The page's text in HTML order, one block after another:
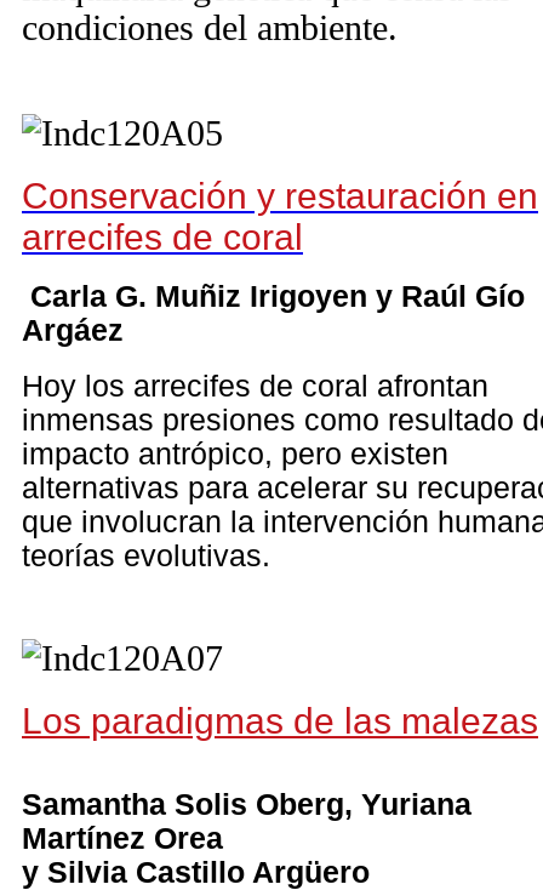
condiciones del ambiente.
Conservación y restauración en
arrecifes de coral
Carla G. Muñiz Irigoyen y Raúl Gío
Argáez
Hoy los arrecifes de coral afrontan
inmensas presiones como resultado
impacto antrópico, pero existen
alternativas para acelerar su
que involucran la intervención
teorías evolutivas.
Los paradigmas de las malezas
Samantha Solis Oberg, Yuriana
Martínez Orea
y Silvia Castillo Argüero